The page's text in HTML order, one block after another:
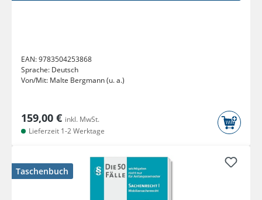
EAN:9783504253868
Sprache: Deutsch
Von/Mit: Malte Bergmann (u. a.)
159,00 € inkl. MwSt.
Lieferzeit 1-2 Werktage
Taschenbuch